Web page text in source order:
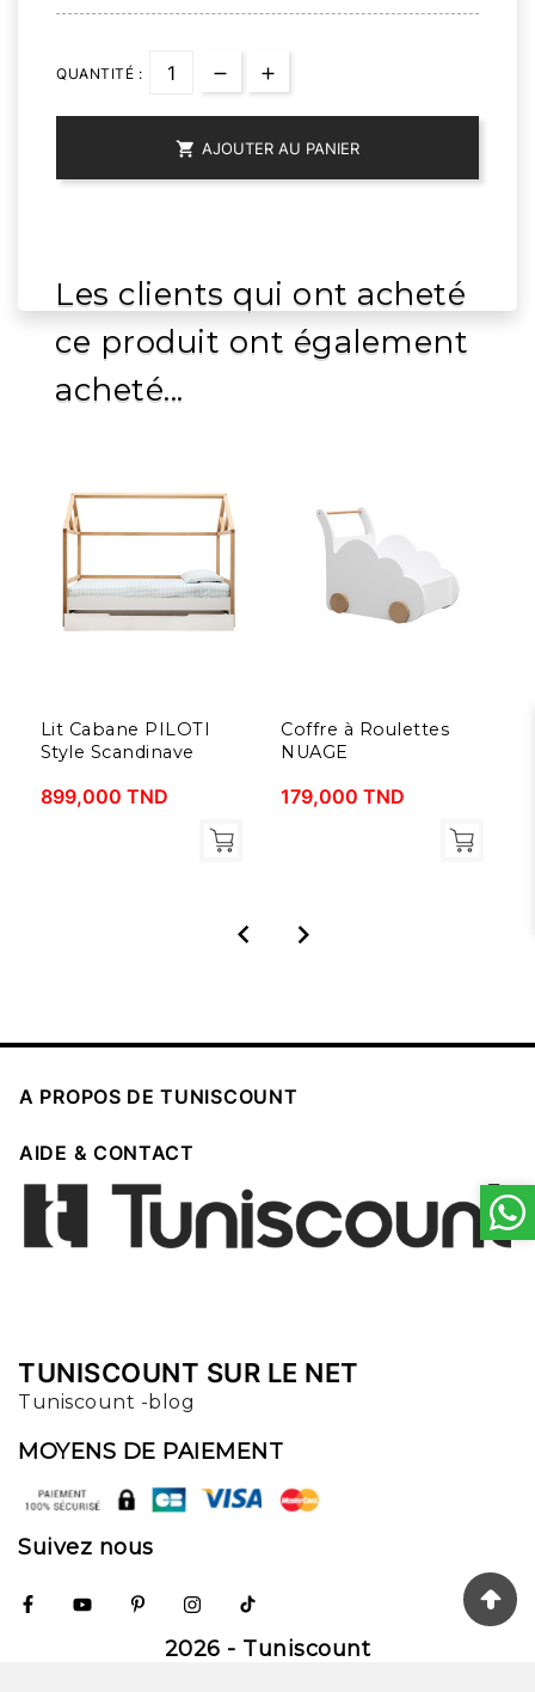
QUANTITÉ :
 AJOUTER AU PANIER
Les clients qui ont acheté
ce produit ont également
acheté...
Lit Cabane PILOTI
Style Scandinave
899,000 TND
Coffre à Roulettes
NUAGE
179,000 TND
 
A PROPOS DE TUNISCOUNT
AIDE & CONTACT
TUNISCOUNT SUR LE NET
Tuniscount -blog
MOYENS DE PAIEMENT
Suivez nous
2026 - Tuniscount